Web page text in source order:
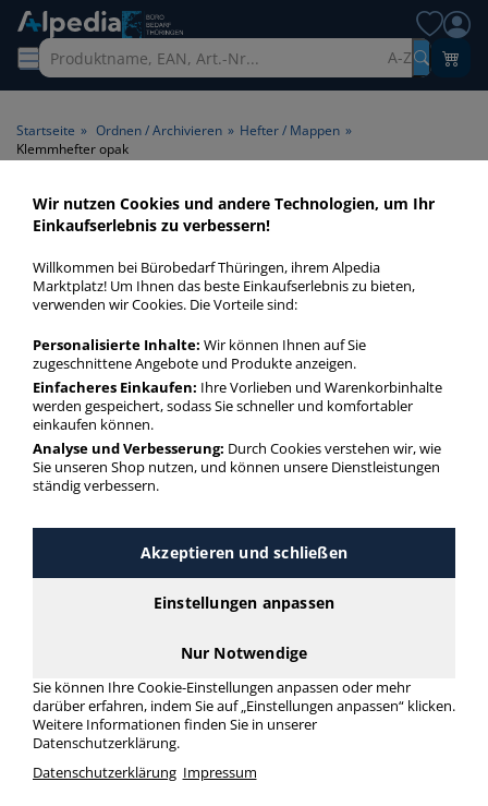
A-Z
Startseite » Ordnen / Archivieren » Hefter / Mappen »
Klemmhefter opak
Klemmhefter opak >
Vorderdeckel opak
Klemmhefter opak in bester Qualität zum günstigen Preis.
Funktion.
Klemmhefter opak
mehr Infos zur Kategorie
Klemmhefter
Klemmhefter
100 Blatt
A5
Wir nutzen Cookies und andere Technologien, um Ihr
Einkaufserlebnis zu verbessern!
Willkommen bei Bürobedarf Thüringen, ihrem Alpedia
Marktplatz! Um Ihnen das beste Einkaufserlebnis zu bieten,
verwenden wir Cookies. Die Vorteile sind:
Personalisierte Inhalte: Wir können Ihnen auf Sie
zugeschnittene Angebote und Produkte anzeigen.
Einfacheres Einkaufen: Ihre Vorlieben und Warenkorbinhalte
werden gespeichert, sodass Sie schneller und komfortabler
einkaufen können.
Analyse und Verbesserung: Durch Cookies verstehen wir, wie
Sie unseren Shop nutzen, und können unsere Dienstleistungen
ständig verbessern.
Akzeptieren und schließen
Einstellungen anpassen
Nur Notwendige
Sie können Ihre Cookie-Einstellungen anpassen oder mehr
darüber erfahren, indem Sie auf „Einstellungen anpassen“ klicken.
Weitere Informationen finden Sie in unserer
Datenschutzerklärung.
Datenschutzerklärung Impressum